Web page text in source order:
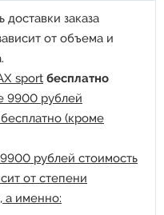
доставки заказа
от объема и
sport бесплатно
9900 рублей
(кроме
рублей стоимость
от степени
а именно: